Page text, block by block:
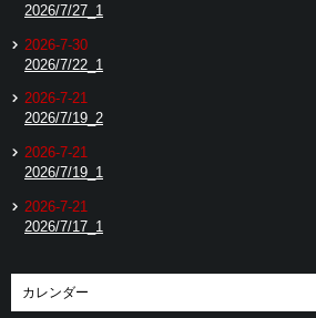
2026/7/27_1
2026-7-30
2026/7/22_1
2026-7-21
2026/7/19_2
2026-7-21
2026/7/19_1
2026-7-21
2026/7/17_1
カレンダー